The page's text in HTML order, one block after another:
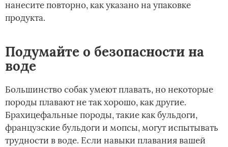
нанесите повторно, как указано на упаковке
продукта.
Подумайте о безопасности на
воде
Большинство собак умеют плавать, но некоторые
породы плавают не так хорошо, как другие.
Брахицефальные породы, такие как бульдоги,
французские бульдоги и мопсы, могут испытывать
трудности в воде. Если навыки плавания вашей